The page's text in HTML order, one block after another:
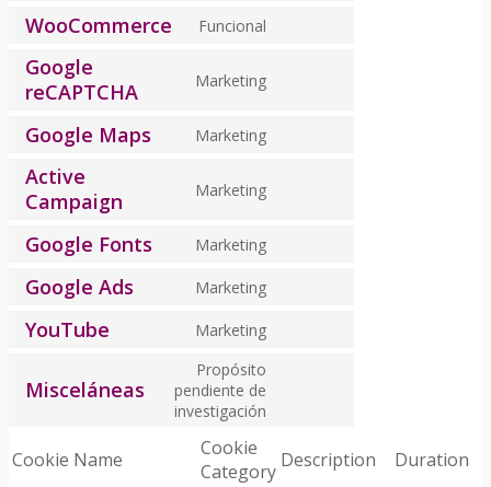
WooCommerce Funcional
Google
reCAPTCHA
Marketing
Google Maps Marketing
Active
Campaign
Marketing
Google Fonts Marketing
Google Ads Marketing
YouTube Marketing
Misceláneas
Propósito
pendiente de
investigación
service
misceláneas
Cookie Name
Cookie
Category Description Duration